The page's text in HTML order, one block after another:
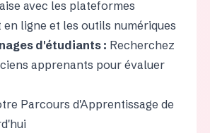
avec les plateformes
en ligne et les outils numériques
d'étudiants : Recherchez
apprenants pour évaluer
Parcours d'Apprentissage de